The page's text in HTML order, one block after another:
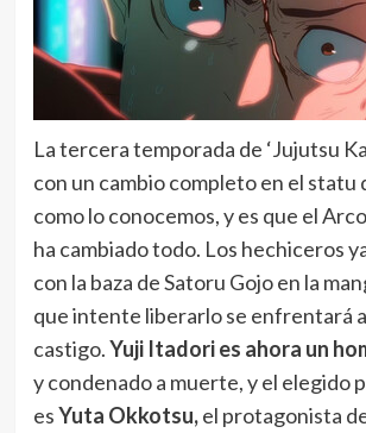
La tercera temporada de ‘Jujutsu
con un cambio completo en el statu
como lo conocemos, y es que el
ha cambiado todo. Los hechiceros
con la baza de Satoru Gojo en la
que intente liberarlo se enfrentará
castigo.Yuji Itadori es ahora un
y condenado a muerte, y el elegido
esYuta Okkotsu,el protagonista de